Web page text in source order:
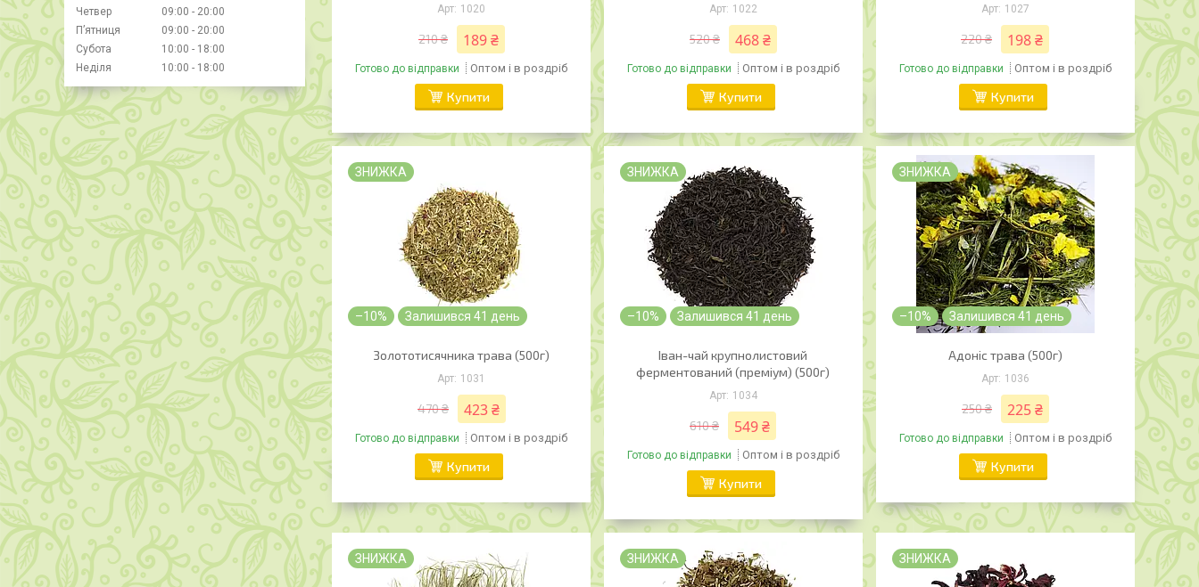
1020
210 ₴ 189 ₴
Готово до відправки Оптом і в роздріб
Купити
1022
520 ₴ 468 ₴
Готово до відправки Оптом і в роздріб
Купити
1027
220 ₴ 198 ₴
Готово до відправки Оптом і в роздріб
Купити
ЗНИЖКА
–10% Залишився 41 день
Золототисячника трава (500г)
1031
470 ₴ 423 ₴
Готово до відправки Оптом і в роздріб
Купити
ЗНИЖКА
–10% Залишився 41 день
Іван-чай крупнолистовий
ферментований (преміум) (500г)
1034
610 ₴ 549 ₴
Готово до відправки Оптом і в роздріб
Купити
ЗНИЖКА
–10% Залишився 41 день
Адоніс трава (500г)
1036
250 ₴ 225 ₴
Готово до відправки Оптом і в роздріб
Купити
ЗНИЖКА ЗНИЖКА ЗНИЖКА
Четвер
09:00
20:00
Пʼятниця
09:00
20:00
Субота
10:00
18:00
Неділя
10:00 18:00